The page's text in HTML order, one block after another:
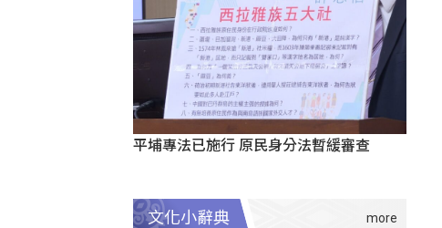
平埔專法已施行 原民身分法暫緩審查
文化小辭典